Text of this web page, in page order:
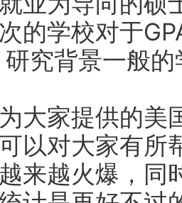
的学校对于
研究背景一般
大家提供的美
以对大家有所
来越火爆，同